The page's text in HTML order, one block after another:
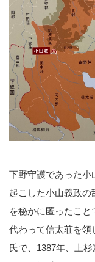
下野守護であった小
起こした小山義政の
を秘かに匿ったこと
代わって信太荘を領
氏で、1387年、上